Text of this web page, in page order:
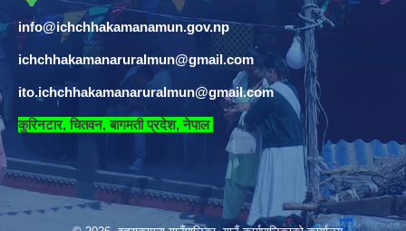
info@ichchhakamanamun.gov.np
ichchhakamanaruralmun@gmail.com
ito.ichchhakamanaruralmun@gmail.com​
कुरिनटार, चितवन, बागमती प्रदेश, नेपाल